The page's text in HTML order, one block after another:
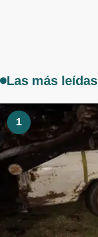
Las más leídas
1